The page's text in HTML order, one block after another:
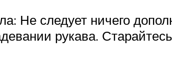
Не следует ничего
рукава.